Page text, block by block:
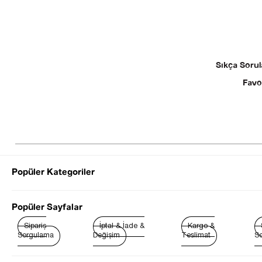
Sıkça
© 2025
Popüler Kategoriler
Popüler Sayfalar
Sipariş
Sorgulama
İptal & İade &
Değişim
Kargo &
Teslimat